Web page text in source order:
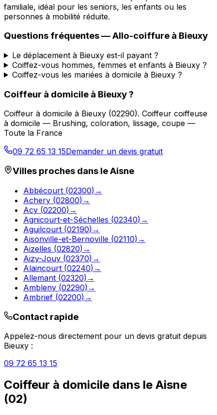
familiale, idéal pour les seniors, les enfants ou les
personnes à mobilité réduite.
Questions fréquentes —Allo-coiffure à Bieuxy
Le déplacement à Bieuxy est-il payant ?
Coiffez-vous hommes, femmes et enfants à Bieuxy ?
Coiffez-vous les mariées à domicile à Bieuxy ?
Coiffeur à domicile à Bieuxy?
Coiffeur à domicile à Bieuxy (02290). Coiffeur coiffeuse
à domicile — Brushing, coloration, lissage, coupe —
Toute la France
09 72 65 13 15Demander un devis gratuit
Villes proches dans leAisne
Abbécourt (02300) →
Achery (02800) →
Acy (02200) →
Agnicourt-et-Séchelles (02340) →
Aguilcourt (02190) →
Aisonville-et-Bernoville (02110) →
Aizelles (02820) →
Aizy-Jouy (02370) →
Alaincourt (02240) →
Allemant (02320) →
Ambleny (02290) →
Ambrief (02200) →
Contact rapide
Appelez-nous directement pour un devis gratuit depuis
Bieuxy :
09 72 65 13 15
Coiffeur à domicile dans le Aisne
(02)